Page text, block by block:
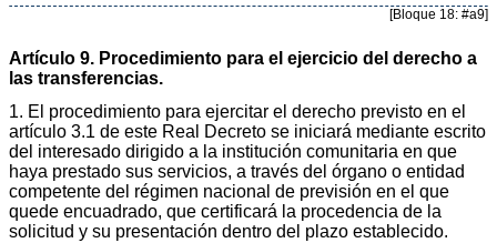
[Bloque 18: #a9]
Artículo 9. Procedimiento para el ejercicio del derecho a
las transferencias.
1. El procedimiento para ejercitar el derecho previsto en el
artículo 3.1 de este Real Decreto se iniciará mediante escrito
del interesado dirigido a la institución comunitaria en que
haya prestado sus servicios, a través del órgano o entidad
competente del régimen nacional de previsión en el que
quede encuadrado, que certificará la procedencia de la
solicitud y su presentación dentro del plazo establecido.